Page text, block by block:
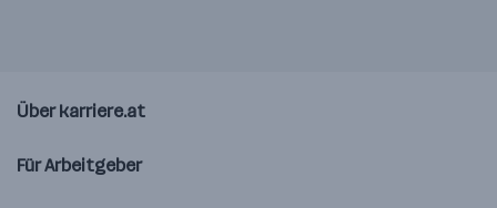
Über karriere.at
Für Arbeitgeber